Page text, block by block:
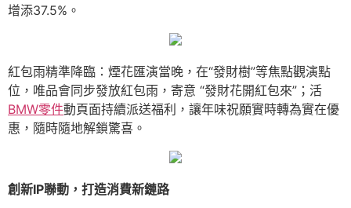
增添37.5%。
紅包雨精準降臨：煙花匯演當晚，在“發財樹”等焦點觀演點
位，唯品會同步發放紅包雨，寄意 “發財花開紅包來”；活
BMW零件動頁面持續派送福利，讓年味祝願實時轉為實在優
惠，隨時隨地解鎖驚喜。
創新IP聯動，打造消費新鏈路